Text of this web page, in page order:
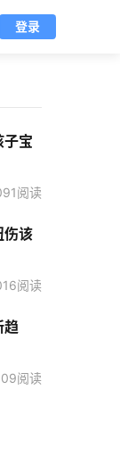
登录
子宝
阅读
伤该
阅读
趋
阅读